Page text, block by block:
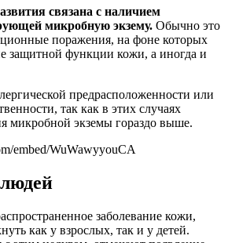
связана с наличием
микробную экзему. Обычно это
поражения, на фоне которых
защитной функции кожи, а иногда и
предрасположенности или
так как в этих случаях
микробной экземы гораздо выше.
embed/WuWawyyouCA
заболевание кожи,
как у взрослых, так и у детей.